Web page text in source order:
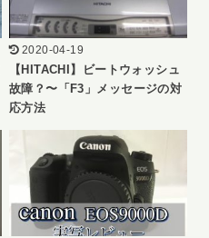
2020-04-19
【HITACHI】ビートウォッシュ
故障？〜「F3」メッセージの対
応方法